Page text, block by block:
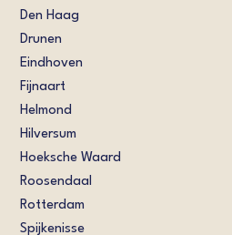
Den Haag
Drunen
Eindhoven
Fijnaart
Helmond
Hilversum
Hoeksche Waard
Roosendaal
Rotterdam
Spijkenisse